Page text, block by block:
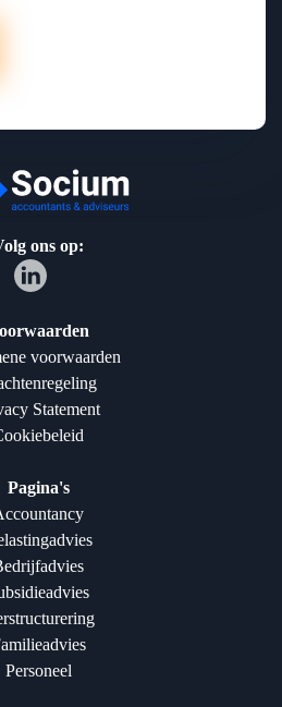
ons op:
voorwaarden
Statement
Pagina's
Personeel